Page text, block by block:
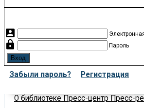
account_box
lock Пароль
Забыли пароль? Регистрация
О библиотекеПресс-центрПресс-